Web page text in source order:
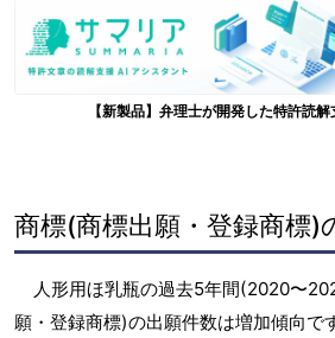
【新製品】弁理士が開発した特許読
商標(商標出願・登録商標)
人形用ほ乳瓶の過去5年間(2020〜
願・登録商標)の出願件数は増加傾向で